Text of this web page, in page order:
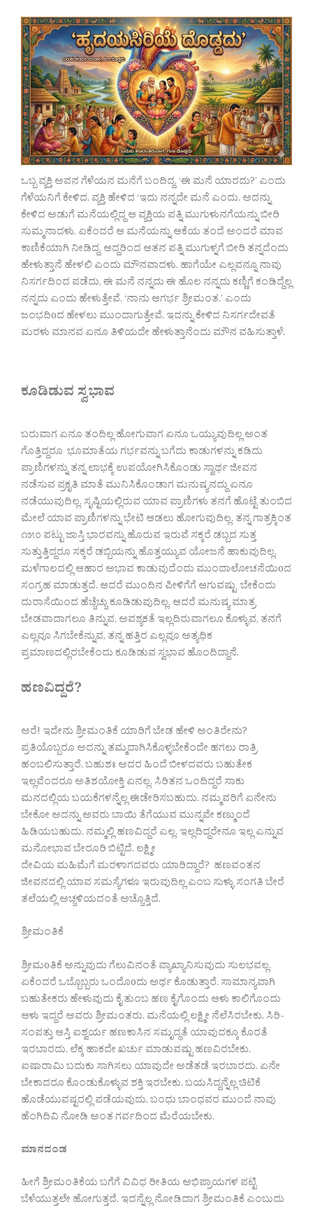
ಒಬ್ಬ ವ್ಯಕ್ತಿ ಅವನ ಗೆಳೆಯನ ಮನೆಗೆ ಬಂದಿದ್ದ. ‘ಈ ಮನೆ ಯಾರದು?’ ಎಂದು
ಗೆಳೆಯನಿಗೆ ಕೇಳಿದ. ವ್ಯಕ್ತಿ ಹೇಳಿದ ‘ಇದು ನನ್ನದೇ ಮನೆ ಎಂದು. ಅದನ್ನು
ಕೇಳಿದ ಅಡುಗೆ ಮನೆಯಲ್ಲಿದ್ದ ಆ ವ್ಯಕ್ತಿಯ ಪತ್ನಿ ಮುಗುಳುನಗೆಯನ್ನು ಬೀರಿ
ಸುಮ್ಮನಾದಳು. ಏಕೆಂದರೆ ಆ ಮನೆಯನ್ನು ಆಕೆಯ ತಂದೆ ಅಂದರೆ ಮಾವ
ಕಾಣಿಕೆಯಾಗಿ ನೀಡಿದ್ದ. ಆದ್ದರಿಂದ ಆತನ ಪತ್ನಿ ಮುಗುಳ್ನಗೆ ಬೀರಿ ತನ್ನದೆಂದು
ಹೇಳುತ್ತಾನೆ ಹೇಳಲಿ ಎಂದು ಮೌನವಾದಳು. ಹಾಗೆಯೇ ಎಲ್ಲವನ್ನೂ ನಾವು
ನಿಸರ್ಗದಿಂದ ಪಡೆದು, ಈ ಮನೆ ನನ್ನದು ಈ ಹೊಲ ನನ್ನದು ಕಣ್ಣಿಗೆ ಕಂಡಿದ್ದೆಲ್ಲ
ನನ್ನದು ಎಂದು ಹೇಳುತ್ತೇವೆ. ‘ನಾನು ಆಗರ್ಭ ಶ್ರೀಮಂತ.’ ಎಂದು
ಜಂಭದಿoದ ಹೇಳಲು ಮುಂದಾಗುತ್ತೇವೆ. ಇದನ್ನು ಕೇಳಿದ ನಿಸರ್ಗದೇವತೆ
ಮರಳು ಮಾನವ ಏನೂ ತಿಳಿಯದೇ ಹೇಳುತ್ತಾನೆಂದು ಮೌನ ವಹಿಸುತ್ತಾಳೆ.
ಕೂಡಿಡುವ ಸ್ವಭಾವ
ಬರುವಾಗ ಏನೂ ತಂದಿಲ್ಲ ಹೋಗುವಾಗ ಏನೂ ಒಯ್ಯುವುದಿಲ್ಲ ಅಂತ
ಗೊತ್ತಿದ್ದರೂ ಭೂಮಾತೆಯ ಗರ್ಭವನ್ನು ಬಗೆದು ಕಾಡುಗಳನ್ನು ಕಡಿದು
ಪ್ರಾಣಿಗಳನ್ನು ತನ್ನ ಲಾಭಕ್ಕೆ ಉಪಯೋಗಿಸಿಕೊಂಡು ಸ್ವಾರ್ಥ ಜೀವನ
ನಡೆಸುವ ಪ್ರಕೃತಿ ಮಾತೆ ಮುನಿಸಿಕೊಂಡಾಗ ಮನುಷ್ಯನದ್ದು ಏನೂ
ನಡೆಯುವುದಿಲ್ಲ. ಸೃಷ್ಟಿಯಲ್ಲಿರುವ ಯಾವ ಪ್ರಾಣಿಗಳು ತನಗೆ ಹೊಟ್ಟೆ ತುಂಬಿದ
ಮೇಲೆ ಯಾವ ಪ್ರಾಣಿಗಳನ್ನು ಭೇಟಿ ಆಡಲು ಹೋಗುವುದಿಲ್ಲ. ತನ್ನ ಗಾತ್ರಕ್ಕಿಂತ
೧೫೦ ಪಟ್ಟು ಜಾಸ್ತಿ ಭಾರವನ್ನು ಹೊರುವ ಇರುವೆ ಸಕ್ಕರೆ ಡಬ್ಬದ ಸುತ್ತ
ಸುತ್ತುತ್ತಿದ್ದರೂ ಸಕ್ಕರೆ ಡಬ್ಬಿಯನ್ನು ಹೊತ್ತಯ್ಯುವ ಯೋಜನೆ ಹಾಕುವುದಿಲ್ಲ.
ಮಳೆಗಾಲದಲ್ಲಿ ಆಹಾರ ಅಭಾವ ಕಾಡುವುದೆಂದು ಮುಂದಾಲೋಚನೆಯಿoದ
ಸಂಗ್ರಹ ಮಾಡುತ್ತದೆ. ಆದರೆ ಮುಂದಿನ ಪೀಳಿಗೆಗೆ ಆಗುವಷ್ಟು ಬೇಕೆಂದು
ದುರಾಸೆಯಿಂದ ಹೆಚ್ಚೆಚ್ಚು ಕೂಡಿಡುವುದಿಲ್ಲ. ಆದರೆ ಮನುಷ್ಯ ಮಾತ್ರ
ಬೇಡವಾದಾಗಲೂ ತಿನ್ನುವ, ಅವಶ್ಯಕತೆ ಇಲ್ಲದಿರುವಾಗಲೂ ಕೊಳ್ಳುವ, ತನಗೆ
ಎಲ್ಲವೂ ಸಿಗಬೇಕೆನ್ನುವ, ತನ್ನ ಹತ್ತಿರ ಎಲ್ಲವೂ ಅತ್ಯಧಿಕ
ಪ್ರಮಾಣದಲ್ಲಿರಬೇಕೆಂದು ಕೂಡಿಡುವ ಸ್ವಭಾವ ಹೊಂದಿದ್ದಾನೆ.
ಹಣವಿದ್ದರೆ?
ಅರೆ! ಇದೇನು ಶ್ರೀಮಂತಿಕೆ ಯಾರಿಗೆ ಬೇಡ ಹೇಳಿ ಅಂತಿರೇನು?
ಪ್ರತಿಯೊಬ್ಬರೂ ಅದನ್ನು ತಮ್ಮದಾಗಿಸಿಕೊಳ್ಳಬೇಕೆಂದೇ ಹಗಲು ರಾತ್ರಿ
ಹಂಬಲಿಸುತ್ತಾರೆ. ಬಹುಶಃ ಅದರ ಹಿಂದೆ ಬೀಳದವರು ಬಹುತೇಕ
ಇಲ್ಲವೆಂದರೂ ಅತಿಶಯೋಕ್ತಿ ಏನಲ್ಲ. ಸಿರಿತನ ಒಂದಿದ್ದರೆ ಸಾಕು
ಮನದಲ್ಲಿಯ ಬಯಕೆಗಳನ್ನೆಲ್ಲ ಈಡೇರಿಸಬಹುದು. ನಮ್ಮವರಿಗೆ ಏನೇನು
ಬೇಕೋ ಅದನ್ನು ಅವರು ಬಾಯಿ ತೆಗೆಯುವ ಮುನ್ನವೇ ಕಣ್ಮುಂದೆ
ಹಿಡಿಯಬಹುದು. ನಮ್ಮಲ್ಲಿ ಹಣವಿದ್ದರೆ ಎಲ್ಲ. ಇಲ್ಲದಿದ್ದರೇನೂ ಇಲ್ಲ ಎನ್ನುವ
ಮನೋಭಾವ ಬೇರೂರಿ ಬಿಟ್ಟಿದೆ. ಲಕ್ಷ್ಮೀ
ದೇವಿಯ ಮಹಿಮೆಗೆ ಮರಳಾಗದವರು ಯಾರಿದ್ದಾರೆ? ಹಣವಂತನ
ಜೀವನದಲ್ಲಿ ಯಾವ ಸಮಸ್ಯೆಗಳೂ ಇರುವುದಿಲ್ಲ ಎಂಬ ಸುಳ್ಳು ಸಂಗತಿ ಬೇರೆ
ತಲೆಯಲ್ಲಿ ಅಚ್ಚಳಿಯದಂತೆ ಅಚ್ಚೊತ್ತಿದೆ.
ಶ್ರೀಮಂತಿಕೆ
ಶ್ರೀಮoತಿಕೆ ಅನ್ನುವುದು ಗೆಲುವಿನಂತೆ ವ್ಯಾಖ್ಯಾನಿಸುವುದು ಸುಲಭವಲ್ಲ.
ಏಕೆಂದರೆ ಒಬ್ಬೊಬ್ಬರು ಒಂದೊoದು ಅರ್ಥ ಕೊಡುತ್ತಾರೆ. ಸಾಮಾನ್ಯವಾಗಿ
ಬಹುತೇಕರು ಹೇಳುವುದು ಕೈ ತುಂಬ ಹಣ ಕೈಗೊಂದು ಆಳು ಕಾಲಿಗೊಂದು
ಆಳು ಇದ್ದರೆ ಅವರು ಶ್ರೀಮಂತರು. ಮನೆಯಲ್ಲಿ ಲಕ್ಷ್ಮೀ ನೆಲೆಸಿರಬೇಕು. ಸಿರಿ-
ಸಂಪತ್ತು ಆಸ್ತಿ ಐಶ್ವರ್ಯ ಹಣಕಾಸಿನ ಸಮೃದ್ಧತೆ ಯಾವುದಕ್ಕೂ ಕೊರತೆ
ಇರಬಾರದು. ಲೆಕ್ಕ ಹಾಕದೇ ಖರ್ಚು ಮಾಡುವಷ್ಟು ಹಣವಿರಬೇಕು.
ಐಷಾರಾಮಿ ಬದುಕು ಸಾಗಿಸಲು ಯಾವುದೇ ಅಡೆತಡೆ ಇರಬಾರದು. ಏನೇ
ಬೇಕಾದರೂ ಕೊಂಡುಕೊಳ್ಳುವ ಶಕ್ತಿ ಇರಬೇಕು. ಬಯಸಿದ್ದನ್ನೆಲ್ಲ ಚಿಟಿಕೆ
ಹೊಡೆಯುವಷ್ಟರಲ್ಲಿ ಪಡೆಯವುದು. ಬಂಧು ಬಾಂಧವರ ಮುಂದೆ ನಾವು
ಹೆಂಗಿದಿವಿ ನೋಡಿ ಅಂತ ಗರ್ವದಿಂದ ಮೆರೆಯಬೇಕು.
ಮಾನದಂಡ
ಹೀಗೆ ಶ್ರೀಮಂತಿಕೆಯ ಬಗೆಗೆ ವಿವಿಧ ರೀತಿಯ ಅಭಿಪ್ರಾಯಗಳ ಪಟ್ಟಿ
ಬೆಳೆಯುತ್ತಲೇ ಹೋಗುತ್ತದೆ. ಇದನ್ನೆಲ್ಲ ನೋಡಿದಾಗ ಶ್ರೀಮಂತಿಕೆ ಎಂಬುದು